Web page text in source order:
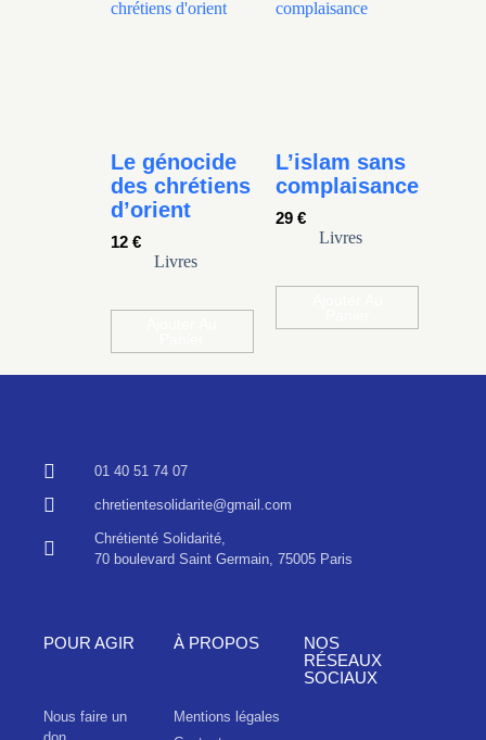
Le génocide
des chrétiens
d’orient
12 €
Livres
L’islam sans
complaisance
29 €
Livres
01 40 51 74 07
chretientesolidarite@gmail.com
Chrétienté Solidarité,
70 boulevard Saint Germain, 75005 Paris
POUR AGIR
Nous faire un
À PROPOS
Mentions légales
NOS
RÉSEAUX
SOCIAUX